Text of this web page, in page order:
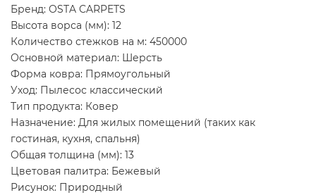
Бренд: OSTA CARPETS
Высота ворса (мм): 12
Количество стежков на м: 450000
Основной материал: Шерсть
Форма ковра: Прямоугольный
Уход: Пылесос классический
Тип продукта: Ковер
Назначение: Для жилых помещений (таких как
гостиная, кухня, спальня)
Общая толщина (мм): 13
Цветовая палитра: Бежевый
Рисунок: Природный